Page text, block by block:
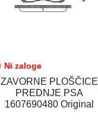
Ni zaloge
ZAVORNE PLOŠČICE
PREDNJE PSA
1607690480 Original